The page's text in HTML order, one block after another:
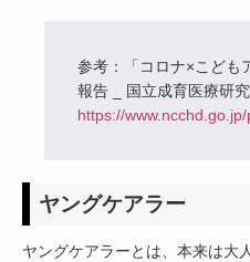
参考：「コロナ×こども
報告 _ 国立成育医療研
https://
ヤングケアラー
ヤングケアラーとは、本来は大